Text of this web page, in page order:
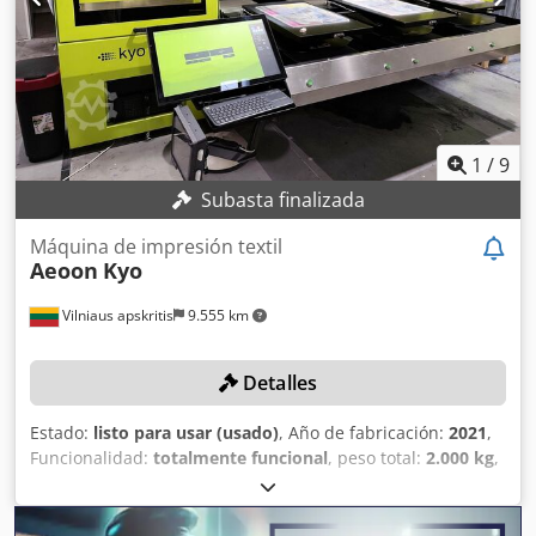
Cabezales de impresión: 64x Spectra Polaris (recirculantes)
- Ancho de impresión: hasta 180 cm - Velocidad de
impresión: hasta 200 m²/h - Resolución de impresión: 400–
1200 dpi (recomendado 600 x 600 dpi, 6 pasadas,
intercalado) - Capacidad de tinta: 4 litros por color - Peso:
aprox. 3.500 kg - Alimentación: trifásica, 25 kW, 110/220 V,
50/60 Hz
1 /9
Subasta finalizada
Vilniaus apskritis 9.555 km
Máquina de impresión textil
Aeoon Kyo
Detalles
Estado: listo para usar (usado), Año de fabricación: 2021,
Funcionalidad: totalmente funcional, peso total: 2.000 kg,
longitud del producto (máx.):2.000 mm
producto (máx.):980 mm, capacidad de producción:180